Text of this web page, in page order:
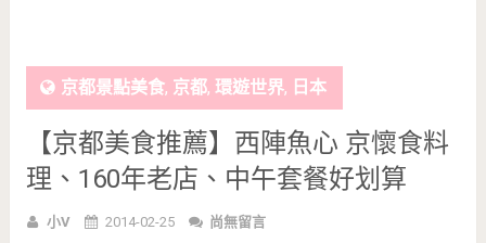
京都景點美食, 京都, 環遊世界, 日本
【京都美食推薦】西陣魚心 京懷食料
理、160年老店、中午套餐好划算
小V 2014-02-25 尚無留言